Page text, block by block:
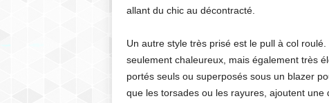
allant du chic au décontracté.
Un autre style très prisé est le pull à col
seulement chaleureux, mais également très
portés seuls ou superposés sous un blazer
que les torsades ou les rayures, ajoutent une